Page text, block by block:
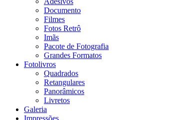
Documento
Filmes
Fotos Retrô
Imãs
Pacote de Fotografia
Grandes Formatos
Fotolivros
Quadrados
Retangulares
Panorâmicos
Livretos
Galeria
Impressões